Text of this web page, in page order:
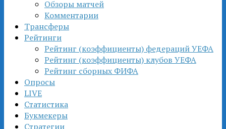
Обзоры матчей
Комментарии
Трансферы
Рейтинги
Рейтинг (коэффициенты) федераций УЕФА
Рейтинг (коэффициенты) клубов УЕФА
Рейтинг сборных ФИФА
Опросы
LIVE
Статистика
Букмекеры
Стратегии